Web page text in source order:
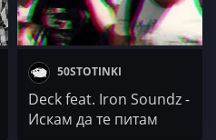
50STOTINKI
Deck fеаt. Iron Soundz -
Искам да те питам